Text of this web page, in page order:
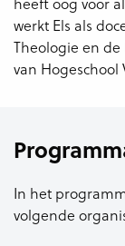
werkt Els als
Theologie en de
van Hogeschool
In het
volgende